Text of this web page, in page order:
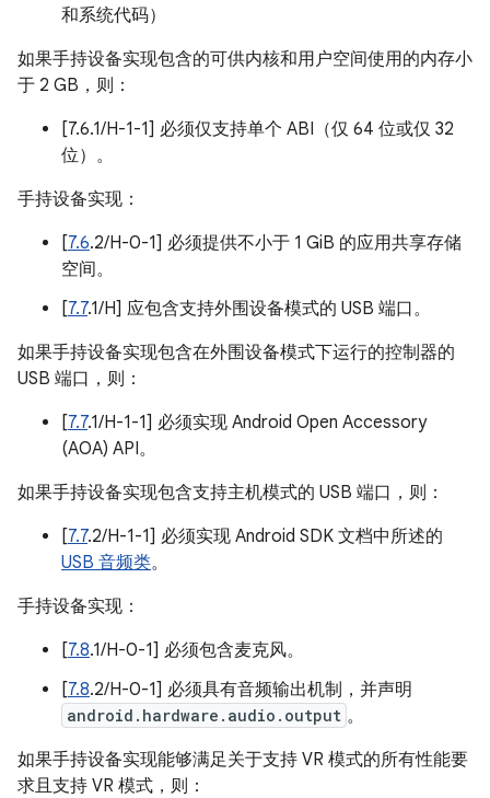
和系统代码）
如果手持设备实现包含的可供内核和用户空间使用的内存小
于 2 GB，则：
[7.6.1/H-1-1] 必须仅支持单个 ABI（仅 64 位或仅 32
位）。
手持设备实现：
[7.6.2/H-0-1] 必须提供不小于 1 GiB 的应用共享存储
空间。
[7.7.1/H] 应包含支持外围设备模式的 USB 端口。
如果手持设备实现包含在外围设备模式下运行的控制器的
USB 端口，则：
[7.7.1/H-1-1] 必须实现 Android Open Accessory
(AOA) API。
如果手持设备实现包含支持主机模式的 USB 端口，则：
[7.7.2/H-1-1] 必须实现 Android SDK 文档中所述的
USB 音频类。
手持设备实现：
[7.8.1/H-0-1] 必须包含麦克风。
[7.8.2/H-0-1] 必须具有音频输出机制，并声明
android.hardware.audio.output 。
如果手持设备实现能够满足关于支持 VR 模式的所有性能要
求且支持 VR 模式，则：